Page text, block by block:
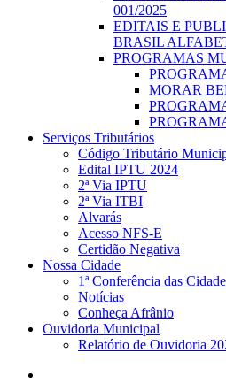
001/2025
EDITAIS E
BRASIL
PROGRAMAS
MORAR
Serviços Tributários
Código Tributário
Edital IPTU 2024
2ª Via IPTU
2ª Via ITBI
Alvarás
Acesso NFS-E
Certidão Negativa
Nossa Cidade
1ª Conferência das
Notícias
Conheça Afrânio
Ouvidoria Municipal
Relatório de Ouvidoria